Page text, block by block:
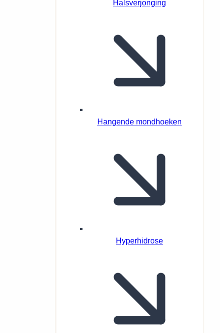
Halsverjonging
Hangende mondhoeken
Hyperhidrose